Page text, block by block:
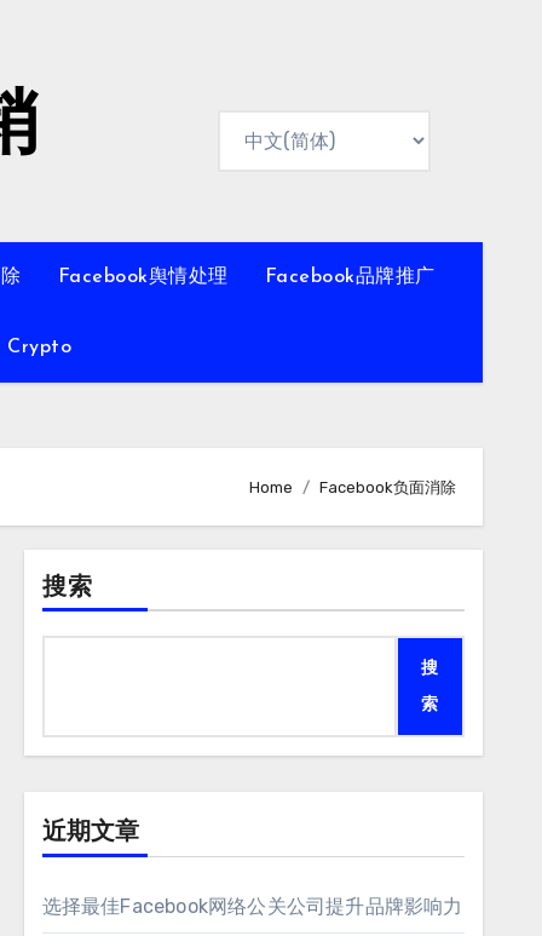
Facebook舆情处理 Facebook品牌推广
Crypto
Home Facebook负面消除
搜索
搜
索
近期文章
选择最佳Facebook网络公关公司提升品牌影响力